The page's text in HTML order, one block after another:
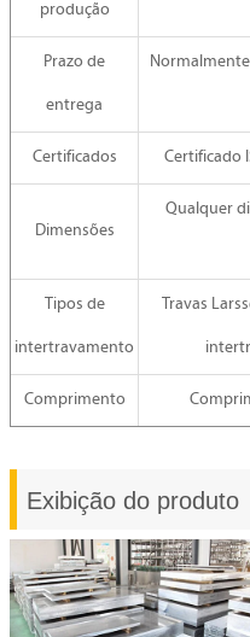
produção
Prazo de
entrega
Certificados Certificado
Dimensões
Qualquer
Tipos de
intertravamento
Travas
Comprimento
Exibição do produto